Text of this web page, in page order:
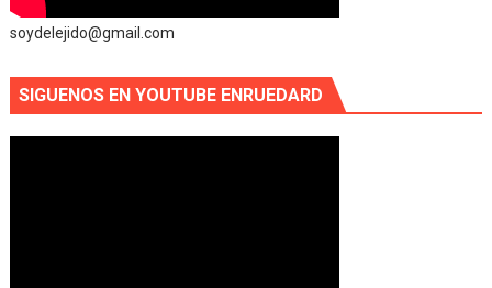
soydelejido@gmail.com
SIGUENOS EN YOUTUBE ENRUEDARD